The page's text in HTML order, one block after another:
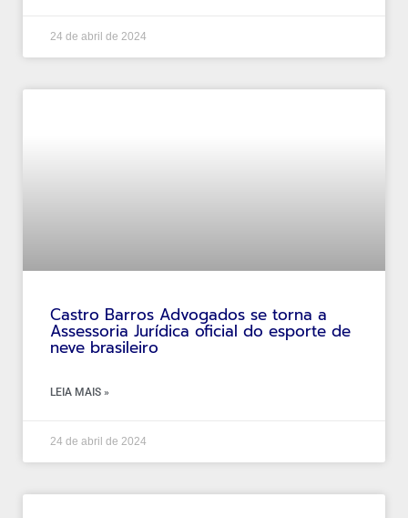
24 de abril de 2024
Castro Barros Advogados se torna a
Assessoria Jurídica oficial do esporte de
neve brasileiro
LEIA MAIS »
24 de abril de 2024